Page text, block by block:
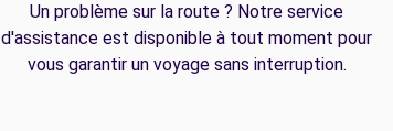
Un problème sur la route ? Notre service
d'assistance est disponible à tout moment pour
vous garantir un voyage sans interruption.